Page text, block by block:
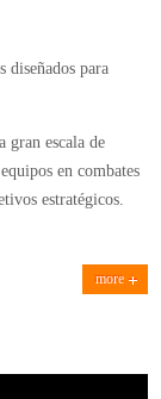
diseñados para
gran escala de
en combates
estratégicos.
more